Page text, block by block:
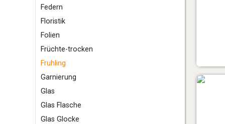
Federn
Floristik
Folien
Früchte-trocken
Fruhling
Garnierung
Glas
Glas Flasche
Glas Glocke